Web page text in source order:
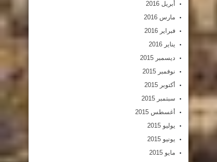
أبريل 2016
مارس 2016
فبراير 2016
يناير 2016
ديسمبر 2015
نوفمبر 2015
أكتوبر 2015
سبتمبر 2015
أغسطس 2015
يوليو 2015
يونيو 2015
مايو 2015